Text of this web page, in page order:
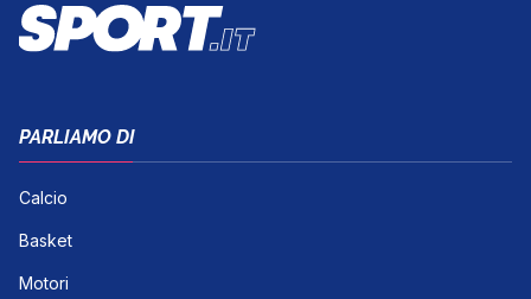
PARLIAMO DI
Calcio
Basket
Motori